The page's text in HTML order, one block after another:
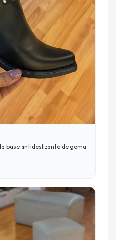
base antideslizante de goma